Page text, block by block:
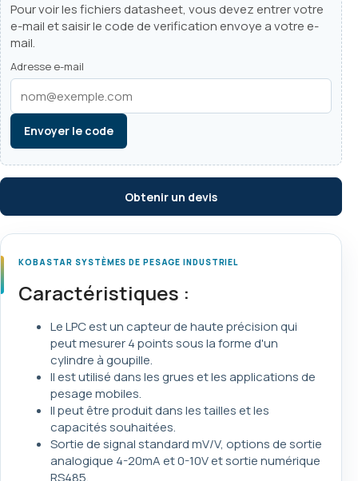
Pour voir les fichiers datasheet, vous devez entrer votre
e-mail et saisir le code de verification envoye a votre e-
mail.
Adresse e-mail
Envoyer le code
Obtenir un devis
KOBASTAR SYSTÈMES DE PESAGE INDUSTRIEL
Caractéristiques :
Le LPC est un capteur de haute précision qui
peut mesurer 4 points sous la forme d'un
cylindre à goupille.
Il est utilisé dans les grues et les applications de
pesage mobiles.
Il peut être produit dans les tailles et les
capacités souhaitées.
Sortie de signal standard mV/V, options de sortie
analogique 4-20mA et 0-10V et sortie numérique
RS485.